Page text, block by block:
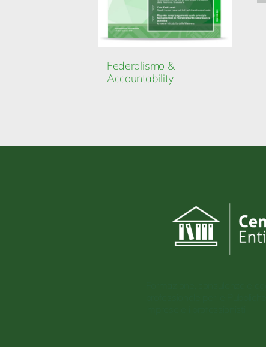
Federalismo &
Accountability